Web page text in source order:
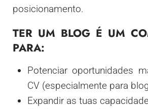
posicionamento.
TER UM BLOG É UM
PARA:
Potenciar oportunidades
CV (especialmente para
Expandir as tuas